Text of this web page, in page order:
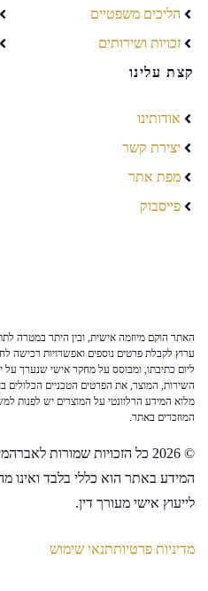
הליכים משפטיים
זכויות ושירותים
קצת עלינו
אודותינו
יצירת קשר
מפת אתר
פייסבוק
האתר הוקם מיוזמה אישית, ובין היתר במטרה
ערוץ לקבלת פרטים נוספים ואפשרויות רכישה
ליום כתיבתו, ומבוסס על מחקר אישי שנערך על
השירות, המוצר, את הפרטים הטכניים הכלולים
מלוא המידע הרלוונטי על המוצרים יש לפנות
המוזכרים באתר.
© 2026 כל הזכויות שמורות לאברהמי רוזן ושות'
המידע באתר הוא כללי בלבד ואינו
לייעוץ אישי מעורך דין.
מדיניות פרטיותתנאי שימוש